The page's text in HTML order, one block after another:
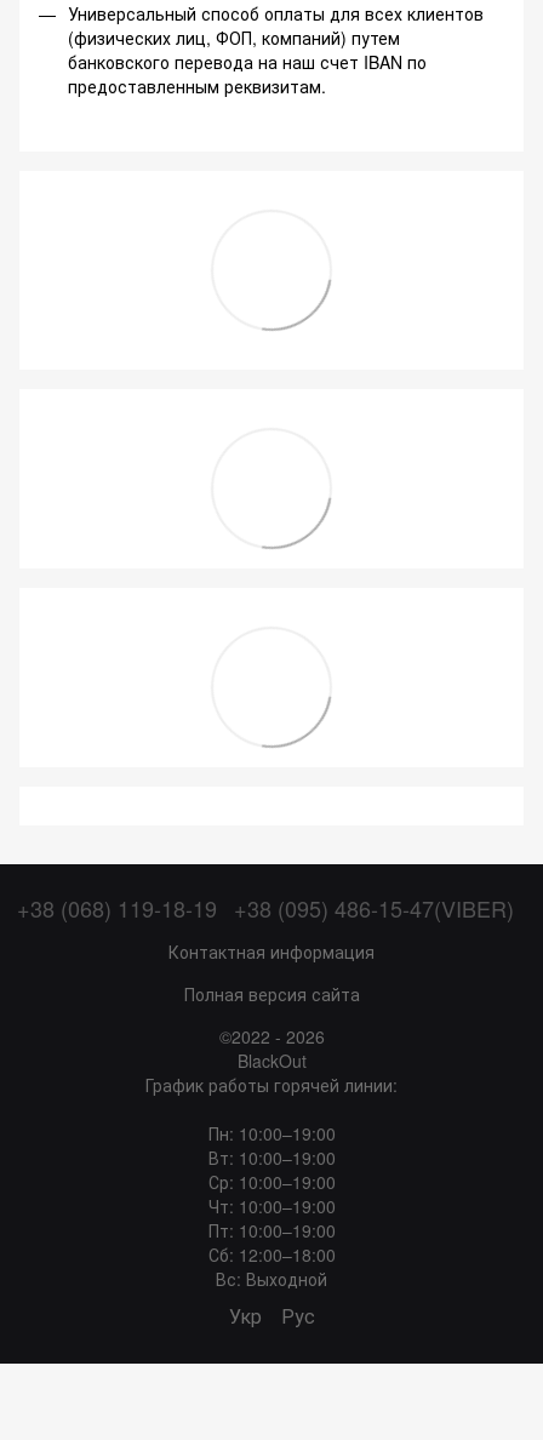
Универсальный способ оплаты для всех клиентов
(физических лиц, ФОП, компаний) путем
банковского перевода на наш счет IBAN по
предоставленным реквизитам.
+38 (068) 119-18-19 +38 (095) 486-15-47(VIBER)
Контактная информация
Полная версия сайта
©2022 - 2026
BlackOut
График работы горячей линии:
Пн: 10:00–19:00
Вт: 10:00–19:00
Ср: 10:00–19:00
Чт: 10:00–19:00
Пт: 10:00–19:00
Сб: 12:00–18:00
Вс: Выходной
Укр Рус